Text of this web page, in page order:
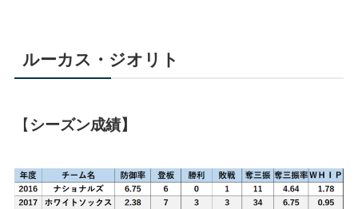
ルーカス・ジオリト
【 シーズン成績】